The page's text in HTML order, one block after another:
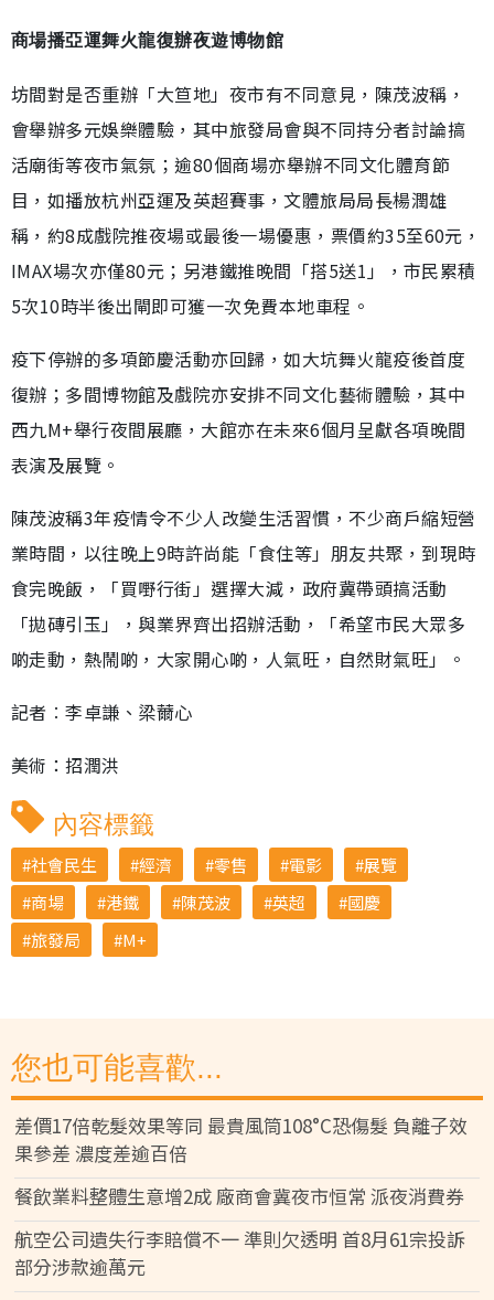
商場播亞運舞火龍復辦夜遊博物館
坊間對是否重辦「大笪地」夜市有不同意見，陳茂波稱，
會舉辦多元娛樂體驗，其中旅發局會與不同持分者討論搞
活廟街等夜市氣氛；逾80個商場亦舉辦不同文化體育節
目，如播放杭州亞運及英超賽事，文體旅局局長楊潤雄
稱，約8成戲院推夜場或最後一場優惠，票價約35至60元，
IMAX場次亦僅80元；另港鐵推晚間「搭5送1」，市民累積
5次10時半後出閘即可獲一次免費本地車程。
疫下停辦的多項節慶活動亦回歸，如大坑舞火龍疫後首度
復辦；多間博物館及戲院亦安排不同文化藝術體驗，其中
西九M+舉行夜間展廳，大館亦在未來6個月呈獻各項晚間
表演及展覽。
陳茂波稱3年疫情令不少人改變生活習慣，不少商戶縮短營
業時間，以往晚上9時許尚能「食住等」朋友共聚，到現時
食完晚飯，「買嘢行街」選擇大減，政府冀帶頭搞活動
「拋磚引玉」，與業界齊出招辦活動，「希望市民大眾多
啲走動，熱鬧啲，大家開心啲，人氣旺，自然財氣旺」。
記者︰李卓謙、梁薾心
美術：招潤洪
內容標籤
社會民生 經濟 零售 電影
展覽
商場
港鐵 陳茂波 英超
國慶
旅發局
M+
您也可能喜歡...
差價17倍乾髮效果等同 最貴風筒108°C恐傷髮 負離子效
果參差 濃度差逾百倍
餐飲業料整體生意增2成 廠商會冀夜市恒常 派夜消費券
航空公司遺失行李賠償不一 準則欠透明 首8月61宗投訴
部分涉款逾萬元